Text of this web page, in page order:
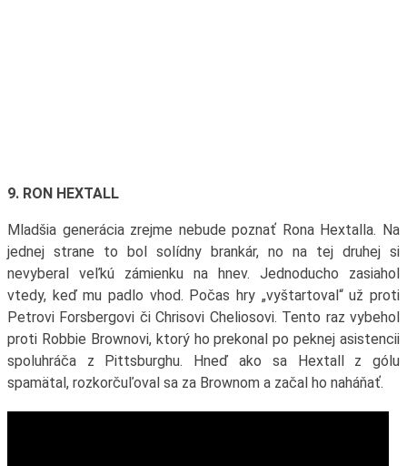
9. RON HEXTALL
Mladšia generácia zrejme nebude poznať Rona Hextalla. Na
jednej strane to bol solídny brankár, no na tej druhej si
nevyberal veľkú zámienku na hnev. Jednoducho zasiahol
vtedy, keď mu padlo vhod. Počas hry „vyštartoval“ už proti
Petrovi Forsbergovi či Chrisovi Cheliosovi. Tento raz vybehol
proti Robbie Brownovi, ktorý ho prekonal po peknej asistencii
spoluhráča z Pittsburghu. Hneď ako sa Hextall z gólu
spamätal, rozkorčuľoval sa za Brownom a začal ho naháňať.